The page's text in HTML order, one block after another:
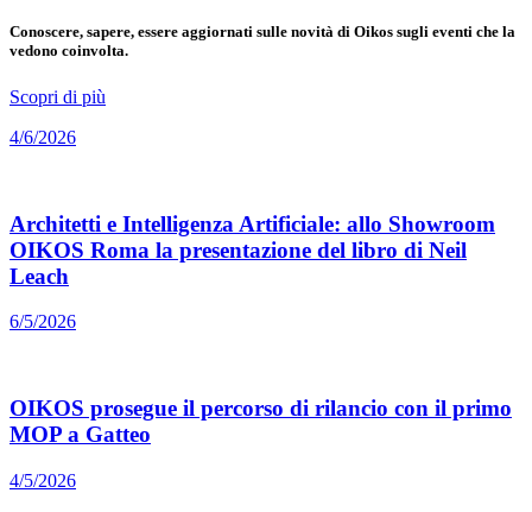
Conoscere, sapere, essere aggiornati sulle novità di Oikos sugli eventi che la
vedono coinvolta.
Scopri di più
4/6/2026
Architetti e Intelligenza Artificiale: allo Showroom
OIKOS Roma la presentazione del libro di Neil
Leach
6/5/2026
OIKOS prosegue il percorso di rilancio con il primo
MOP a Gatteo
4/5/2026